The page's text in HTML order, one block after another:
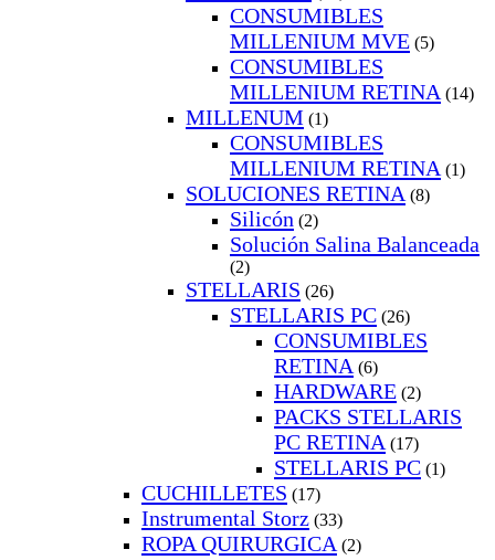
CONSUMIBLES
MILLENIUM MVE (5)
CONSUMIBLES
MILLENIUM RETINA (14)
MILLENUM (1)
CONSUMIBLES
MILLENIUM RETINA (1)
SOLUCIONES RETINA (8)
Silicón (2)
Solución Salina Balanceada
(2)
STELLARIS (26)
STELLARIS PC (26)
CONSUMIBLES
RETINA (6)
HARDWARE (2)
PACKS STELLARIS
PC RETINA (17)
STELLARIS PC (1)
CUCHILLETES (17)
Instrumental Storz (33)
ROPA QUIRURGICA (2)